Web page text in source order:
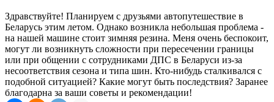
Здравствуйте! Планируем с друзьями автопутешествие в
Беларусь этим летом. Однако возникла небольшая проблема -
на нашей машине стоит зимняя резина. Меня очень беспокоит,
могут ли возникнуть сложности при пересечении границы
или при общении с сотрудниками ДПС в Беларуси из-за
несоответствия сезона и типа шин. Кто-нибудь сталкивался с
подобной ситуацией? Какие могут быть последствия? Заранее
благодарна за ваши советы и рекомендации!